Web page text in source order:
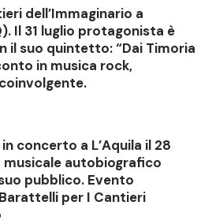
dell’Immaginario a
Il 31 luglio protagonista è
il suo quintetto: “Dai Timoria
in musica rock,
concerto a L’Aquila il 28
musicale autobiografico
pubblico. Evento
per I Cantieri